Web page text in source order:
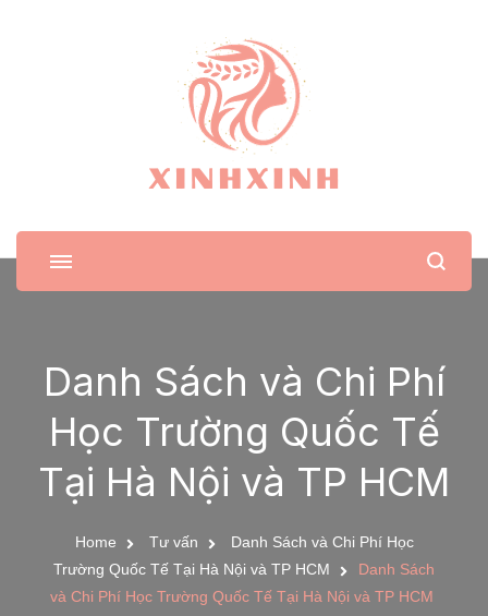
XinhXinh
Trang tin tức cho phái đẹp
Danh Sách và Chi Phí
Học Trường Quốc Tế
Tại Hà Nội và TP HCM
Home Tư vấn
Danh Sách và Chi Phí Học
Trường Quốc Tế Tại Hà Nội và TP HCM
Danh Sách
và Chi Phí Học Trường Quốc Tế Tại Hà Nội và TP HCM